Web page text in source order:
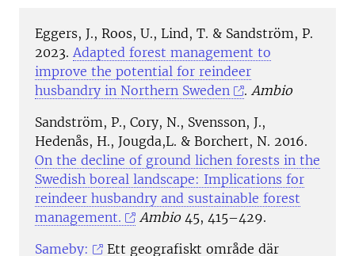
Eggers, J., Roos, U., Lind, T. & Sandström, P.
2023. Adapted forest management to
improve the potential for reindeer
husbandry in Northern Sweden
.Ambio
Sandström, P., Cory, N., Svensson, J.,
Hedenås, H., Jougda,L. & Borchert, N. 2016.
On the decline of ground lichen forests in the
Swedish boreal landscape: Implications for
reindeer husbandry and sustainable forest
management.
Ambio 45, 415–429.
Sameby:
Ett geografiskt område där